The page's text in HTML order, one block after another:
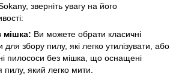
зверніть увагу на його
мішка: Ви можете обрати класичні
збору пилу, які легко утилізувати, або
пилососи без мішка, що оснащені
який легко мити.